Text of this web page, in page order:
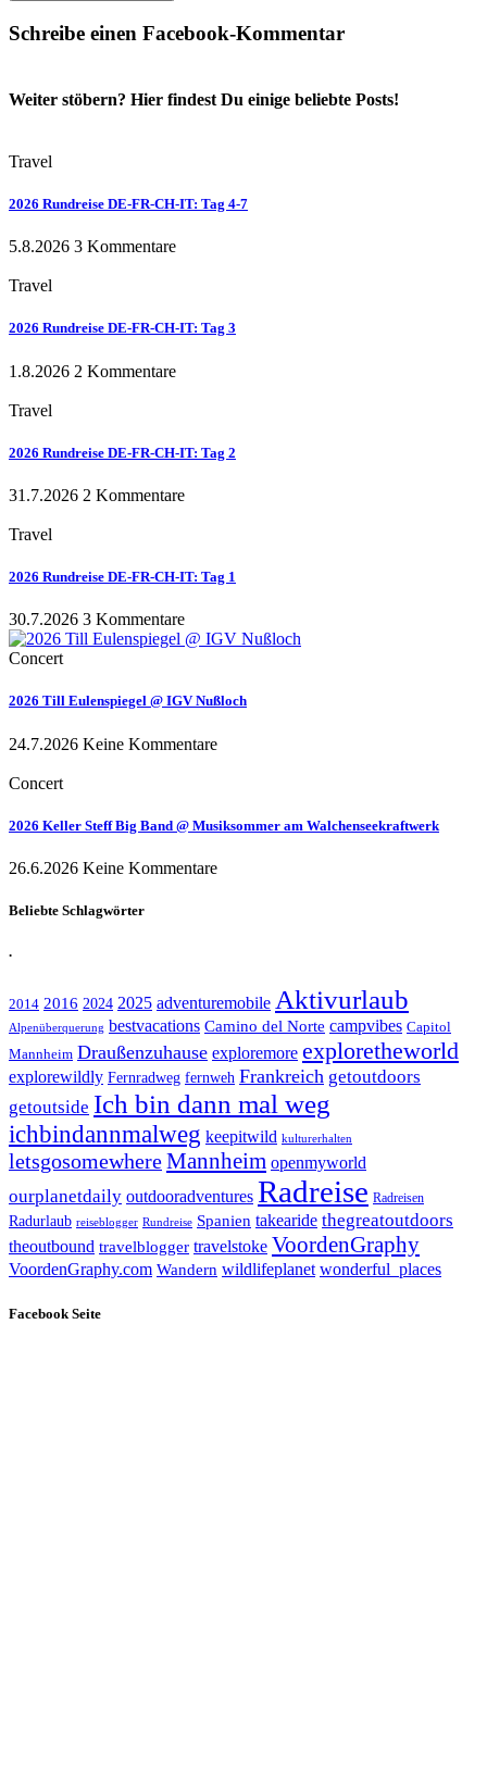
Schreibe einen Facebook-Kommentar
Weiter stöbern? Hier findest Du einige beliebte Posts!
Travel
2026 Rundreise DE-FR-CH-IT: Tag 4-7
5.8.2026 3 Kommentare
Travel
2026 Rundreise DE-FR-CH-IT: Tag 3
1.8.2026 2 Kommentare
Travel
2026 Rundreise DE-FR-CH-IT: Tag 2
31.7.2026 2 Kommentare
Travel
2026 Rundreise DE-FR-CH-IT: Tag 1
30.7.2026 3 Kommentare
Concert
2026 Till Eulenspiegel @ IGV Nußloch
24.7.2026 Keine Kommentare
Concert
2026 Keller Steff Big Band @ Musiksommer am Walchenseekraftwerk
26.6.2026 Keine Kommentare
Beliebte Schlagwörter
.
2014 2016 2024 2025 adventuremobile Aktivurlaub
Alpenüberquerung bestvacations Camino del Norte campvibes Capitol
Mannheim Draußenzuhause exploremore exploretheworld
explorewildly Fernradweg fernweh Frankreich getoutdoors
getoutside Ich bin dann mal weg
ichbindannmalweg keepitwild kulturerhalten
letsgosomewhereMannheim openmyworld
ourplanetdaily outdooradventures Radreise Radreisen
Radurlaub reiseblogger Rundreise Spanien takearide thegreatoutdoors
theoutbound travelblogger travelstoke VoordenGraphy
VoordenGraphy.com Wandern wildlifeplanet wonderful_places
Facebook Seite